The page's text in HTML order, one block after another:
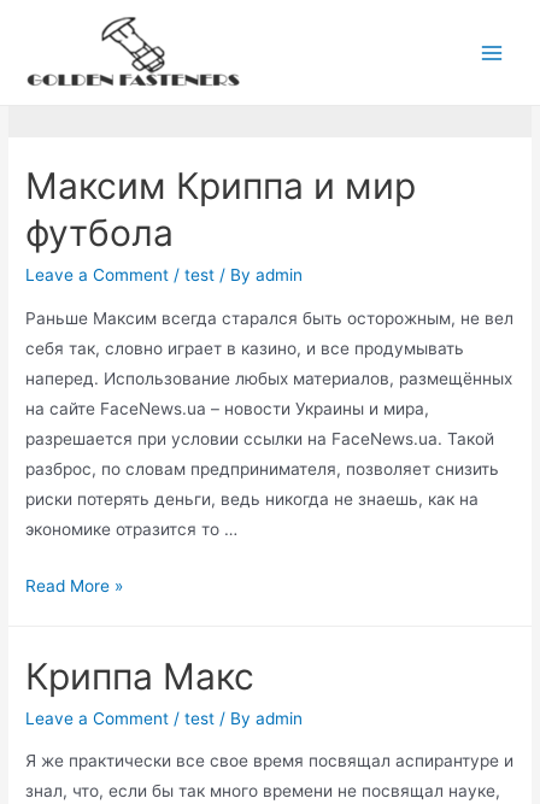
contenttest
Максим Криппа и мир
футбола
Leave a Comment /test / Byadmin
Раньше Максим всегда старался быть осторожным, не вел
себя так, словно играет в казино, и все продумывать
наперед. Использование любых материалов, размещённых
на сайте FaceNews.ua – новости Украины и мира,
разрешается при условии ссылки на FaceNews.ua. Такой
разброс, по словам предпринимателя, позволяет снизить
риски потерять деньги, ведь никогда не знаешь, как на
экономике отразится то …
Максим
мир
Read More »
Криппа Макс
Leave a Comment /test / Byadmin
Я же практически все свое время посвящал аспирантуре и
знал, что, если бы так много времени не посвящал науке,